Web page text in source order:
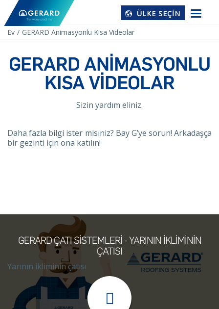
ÜLKE SEÇIN
Ev GERARD Animasyonlu Kısa Videolar
GERARD ANIMASYONLU
KISA VIDEOLAR
Sizin yardım eliniz.
Daha fazla bilgi ister misiniz? Bay G’ye sorun! Arkadaşça
bir gezinti için ona katılın!
GERARD ÇATI SISTEMLERI - YARININ IKLIMININ
ÇATISI
Yarının ikliminin çatısı